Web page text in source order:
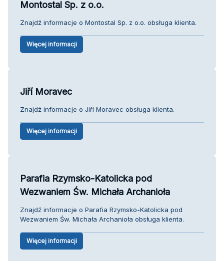
Montostal Sp. z o.o.
Znajdź informacje o Montostal Sp. z o.o. obsługa klienta.
Więcej informacji
Jiří Moravec
Znajdź informacje o Jiří Moravec obsługa klienta.
Więcej informacji
Parafia Rzymsko-Katolicka pod
Wezwaniem Św. Michała Archanioła
Znajdź informacje o Parafia Rzymsko-Katolicka pod
Wezwaniem Św. Michała Archanioła obsługa klienta.
Więcej informacji